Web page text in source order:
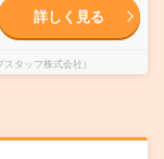
詳しく見る
タッフ株式会社）